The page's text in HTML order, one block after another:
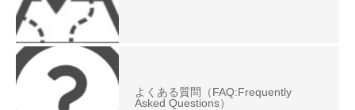
よくある質問（FAQ:Frequently
Asked Questions）